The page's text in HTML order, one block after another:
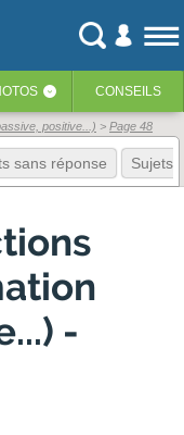
‹ CONSEILS
positive...) Page 48
sans réponse Sujets
-